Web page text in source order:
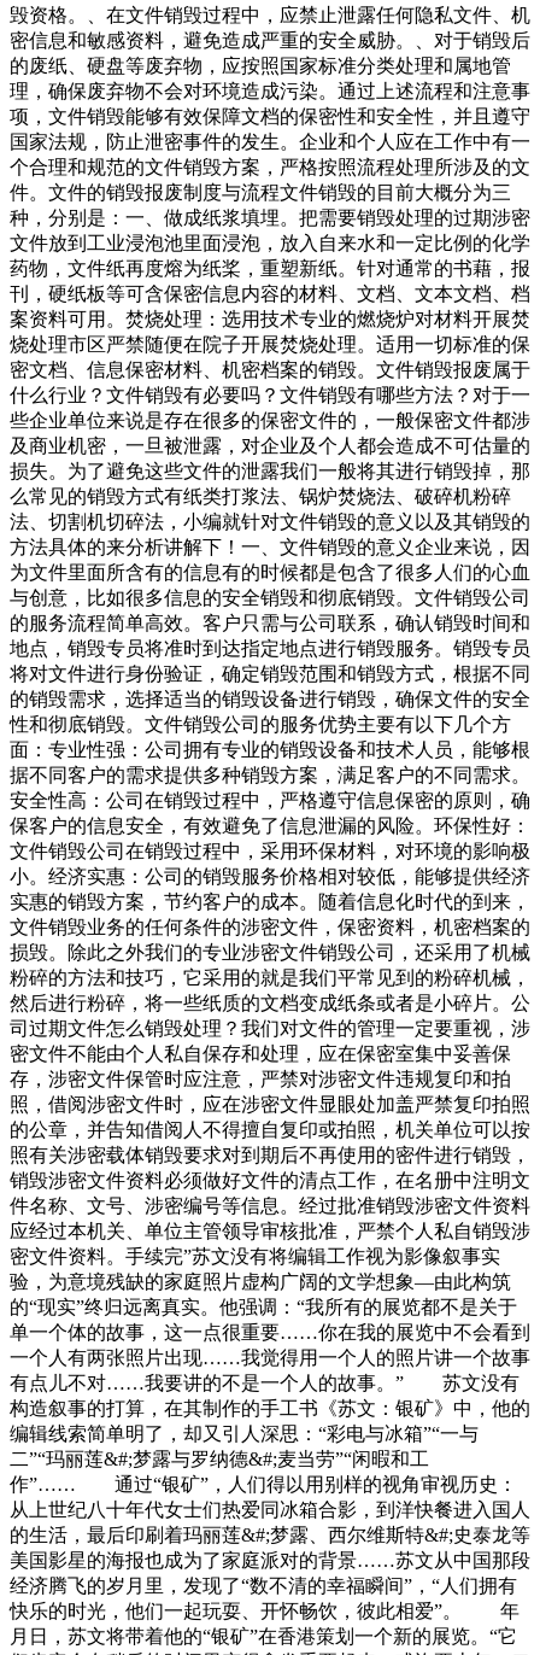
毁资格。、在文件销毁过程中，应禁止泄露任何隐私文件、机
密信息和敏感资料，避免造成严重的安全威胁。、对于销毁后
的废纸、硬盘等废弃物，应按照国家标准分类处理和属地管
理，确保废弃物不会对环境造成污染。通过上述流程和注意事
项，文件销毁能够有效保障文档的保密性和安全性，并且遵守
国家法规，防止泄密事件的发生。企业和个人应在工作中有一
个合理和规范的文件销毁方案，严格按照流程处理所涉及的文
件。文件的销毁报废制度与流程文件销毁的目前大概分为三
种，分别是：一、做成纸浆填埋。把需要销毁处理的过期涉密
文件放到工业浸泡池里面浸泡，放入自来水和一定比例的化学
药物，文件纸再度熔为纸桨，重塑新纸。针对通常的书藉，报
刊，硬纸板等可含保密信息内容的材料、文档、文本文档、档
案资料可用。焚烧处理：选用技术专业的燃烧炉对材料开展焚
烧处理市区严禁随便在院子开展焚烧处理。适用一切标准的保
密文档、信息保密材料、机密档案的销毁。文件销毁报废属于
什么行业？文件销毁有必要吗？文件销毁有哪些方法？对于一
些企业单位来说是存在很多的保密文件的，一般保密文件都涉
及商业机密，一旦被泄露，对企业及个人都会造成不可估量的
损失。为了避免这些文件的泄露我们一般将其进行销毁掉，那
么常见的销毁方式有纸类打浆法、锅炉焚烧法、破碎机粉碎
法、切割机切碎法，小编就针对文件销毁的意义以及其销毁的
方法具体的来分析讲解下！一、文件销毁的意义企业来说，因
为文件里面所含有的信息有的时候都是包含了很多人们的心血
与创意，比如很多信息的安全销毁和彻底销毁。文件销毁公司
的服务流程简单高效。客户只需与公司联系，确认销毁时间和
地点，销毁专员将准时到达指定地点进行销毁服务。销毁专员
将对文件进行身份验证，确定销毁范围和销毁方式，根据不同
的销毁需求，选择适当的销毁设备进行销毁，确保文件的安全
性和彻底销毁。文件销毁公司的服务优势主要有以下几个方
面：专业性强：公司拥有专业的销毁设备和技术人员，能够根
据不同客户的需求提供多种销毁方案，满足客户的不同需求。
安全性高：公司在销毁过程中，严格遵守信息保密的原则，确
保客户的信息安全，有效避免了信息泄漏的风险。环保性好：
文件销毁公司在销毁过程中，采用环保材料，对环境的影响极
小。经济实惠：公司的销毁服务价格相对较低，能够提供经济
实惠的销毁方案，节约客户的成本。随着信息化时代的到来，
文件销毁业务的任何条件的涉密文件，保密资料，机密档案的
损毁。除此之外我们的专业涉密文件销毁公司，还采用了机械
粉碎的方法和技巧，它采用的就是我们平常见到的粉碎机械，
然后进行粉碎，将一些纸质的文档变成纸条或者是小碎片。公
司过期文件怎么销毁处理？我们对文件的管理一定要重视，涉
密文件不能由个人私自保存和处理，应在保密室集中妥善保
存，涉密文件保管时应注意，严禁对涉密文件违规复印和拍
照，借阅涉密文件时，应在涉密文件显眼处加盖严禁复印拍照
的公章，并告知借阅人不得擅自复印或拍照，机关单位可以按
照有关涉密载体销毁要求对到期后不再使用的密件进行销毁，
销毁涉密文件资料必须做好文件的清点工作，在名册中注明文
件名称、文号、涉密编号等信息。经过批准销毁涉密文件资料
应经过本机关、单位主管领导审核批准，严禁个人私自销毁涉
密文件资料。手续完”苏文没有将编辑工作视为影像叙事实
验，为意境残缺的家庭照片虚构广阔的文学想象—由此构筑
的“现实”终归远离真实。他强调：“我所有的展览都不是关于
单一个体的故事，这一点很重要……你在我的展览中不会看到
一个人有两张照片出现……我觉得用一个人的照片讲一个故事
有点儿不对……我要讲的不是一个人的故事。” 苏文没有
构造叙事的打算，在其制作的手工书《苏文：银矿》中，他的
编辑线索简单明了，却又引人深思：“彩电与冰箱”“一与
二”“玛丽莲&#;梦露与罗纳德&#;麦当劳”“闲暇和工
作”…… 通过“银矿”，人们得以用别样的视角审视历史：
从上世纪八十年代女士们热爱同冰箱合影，到洋快餐进入国人
的生活，最后印刷着玛丽莲&#;梦露、西尔维斯特&#;史泰龙等
美国影星的海报也成为了家庭派对的背景……苏文从中国那段
经济腾飞的岁月里，发现了“数不清的幸福瞬间”，“人们拥有
快乐的时光，他们一起玩耍、开怀畅饮，彼此相爱”。 年
月日，苏文将带着他的“银矿”在香港策划一个新的展览。“它